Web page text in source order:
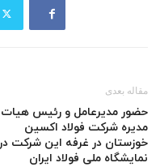
مقاله بعدی
حضور مدیرعامل و رئیس هیات
مدیره شرکت فولاد اکسین
خوزستان در غرفه این شرکت در
نمایشگاه ملی فولاد ایران